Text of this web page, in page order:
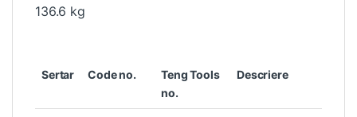
136.6 kg
Sertar Code no.
Teng Tools
no.
Descriere